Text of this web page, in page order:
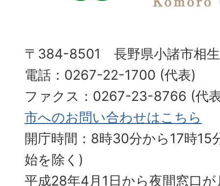
〒384-8501 長野県小諸市相
電話：0267-22-1700 (代表)
ファクス：0267-23-8766 (
市へのお問い合わせはこちら
開庁時間：8時30分から17時15
始を除く)
平成28年4月1日から夜間窓口